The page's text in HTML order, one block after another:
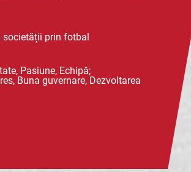
societății prin fotbal
Pasiune, Echipă;
Buna guvernare, Dezvoltarea